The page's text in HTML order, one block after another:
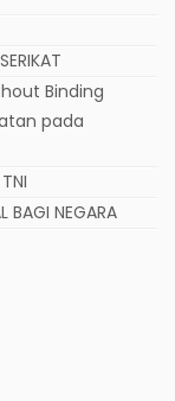
Binding
pada
BAGI NEGARA